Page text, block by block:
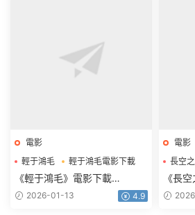
電影
輕于鴻毛
輕于鴻毛電影下載
《輕于鴻毛》電影下載
2160p.HD國語中字
2026-01-13 4.9
電影
長空
《長